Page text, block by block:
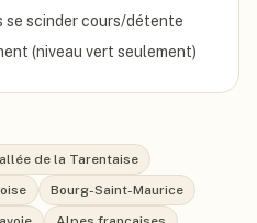
se scinder cours/détente
(niveau vert seulement)
de la Tarentaise
Bourg-Saint-Maurice